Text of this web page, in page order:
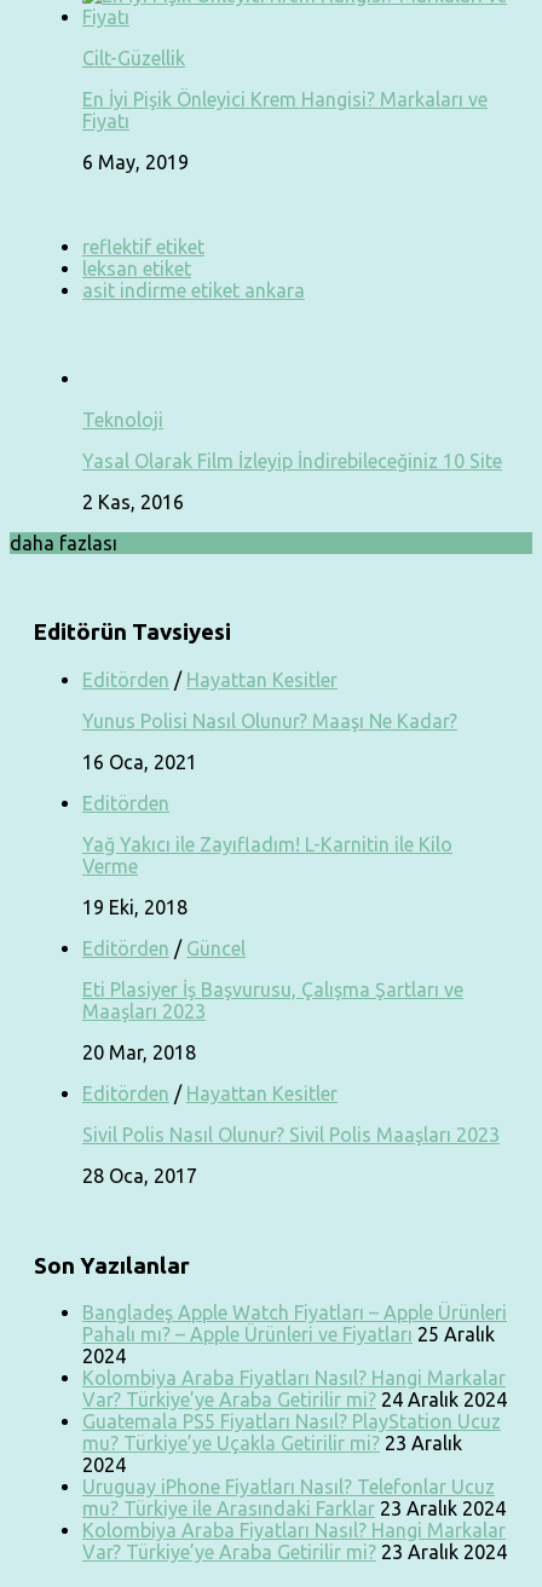
Cilt-Güzellik
En İyi Pişik Önleyici Krem Hangisi? Markaları ve
Fiyatı
6 May, 2019
reflektif etiket
leksan etiket
asit indirme etiket ankara
Teknoloji
Yasal Olarak Film İzleyip İndirebileceğiniz 10 Site
2 Kas, 2016
daha fazlası
Editörün Tavsiyesi
Editörden / Hayattan Kesitler
Yunus Polisi Nasıl Olunur? Maaşı Ne Kadar?
16 Oca, 2021
Editörden
Yağ Yakıcı ile Zayıfladım! L-Karnitin ile Kilo
Verme
19 Eki, 2018
Editörden / Güncel
Eti Plasiyer İş Başvurusu, Çalışma Şartları ve
Maaşları 2023
20 Mar, 2018
Editörden / Hayattan Kesitler
Sivil Polis Nasıl Olunur? Sivil Polis Maaşları 2023
28 Oca, 2017
Son Yazılanlar
Bangladeş Apple Watch Fiyatları – Apple Ürünleri
Pahalı mı? – Apple Ürünleri ve Fiyatları 25 Aralık
2024
Kolombiya Araba Fiyatları Nasıl? Hangi Markalar
Var? Türkiye’ye Araba Getirilir mi? 24 Aralık 2024
Guatemala PS5 Fiyatları Nasıl? PlayStation Ucuz
mu? Türkiye’ye Uçakla Getirilir mi? 23 Aralık
2024
Uruguay iPhone Fiyatları Nasıl? Telefonlar Ucuz
mu? Türkiye ile Arasındaki Farklar 23 Aralık 2024
Kolombiya Araba Fiyatları Nasıl? Hangi Markalar
Var? Türkiye’ye Araba Getirilir mi? 23 Aralık 2024